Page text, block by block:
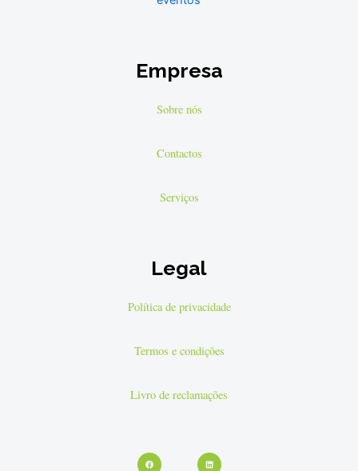
Empresa
Sobre nós
Contactos
Serviços
Legal
Política de privacidade
Termos e condições
Livro de reclamações
Facebook Linkedin
Youtube Instagram